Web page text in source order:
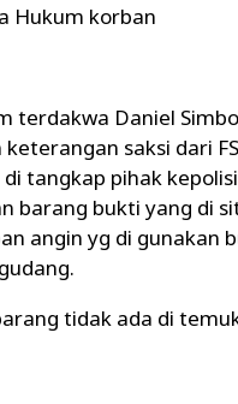
Hukum korban
terdakwa Daniel
saksi dari
tangkap pihak
barang bukti yang di
angin yg di gunakan
tidak ada di